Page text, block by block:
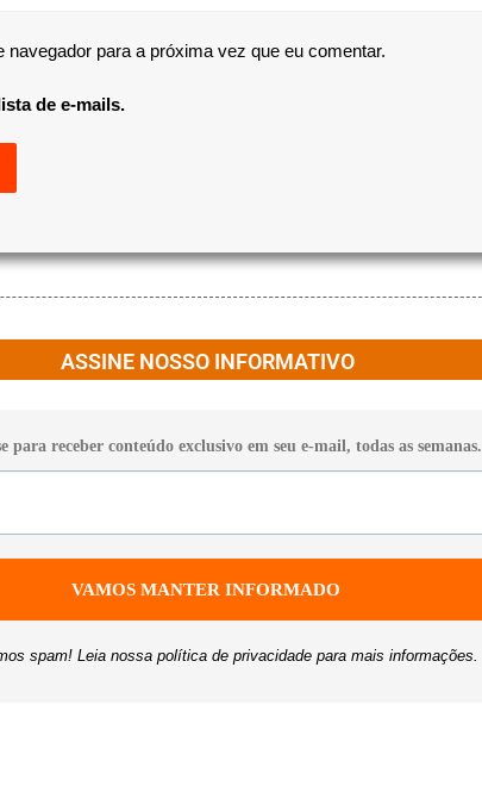
navegador para a próxima vez que eu comentar.
de e-mails.
ASSINE NOSSO INFORMATIVO
para receber conteúdo exclusivo em seu e-mail, todas as semanas.
spam! Leia nossa política de privacidadepara mais informações.